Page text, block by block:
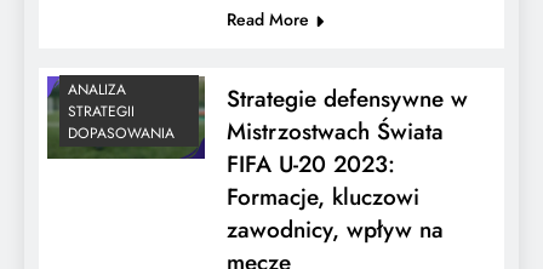
Read More
ANALIZA
STRATEGII
DOPASOWANIA
Strategie defensywne w
Mistrzostwach Świata
FIFA U-20 2023:
Formacje, kluczowi
zawodnicy, wpływ na
mecze